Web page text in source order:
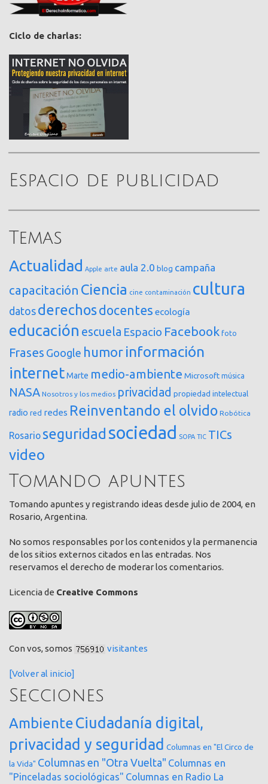
Ciclo de charlas:
Espacio de publicidad
Temas
Actualidad Apple arte aula 2.0 blog campaña
capacitación Ciencia cine contaminación cultura
datos derechosdocentes ecología
educación escuela Espacio Facebook foto
Frases Google humor información
internetMarte medio-ambiente Microsoft música
NASA Nosotros y los medios privacidad propiedad intelectual
radio red redes Reinventando el olvido Robótica
Rosario seguridad sociedad SOPA TIC TICs
video
Tomando apuntes
Tomando apuntes y registrando ideas desde julio de 2004, en
Rosario, Argentina.
No somos responsables por los contenidos y la permanencia
de los sitios externos citados en las entradas. Nos
reservamos el derecho de moderar los comentarios.
Licencia de Creative Commons
Con vos, somos visitantes
[Volver al inicio]
Secciones
AmbienteCiudadanía digital,
privacidad y seguridad Columnas en "El Circo de
la Vida" Columnas en "Otra Vuelta" Columnas en
"Pinceladas sociológicas" Columnas en Radio La